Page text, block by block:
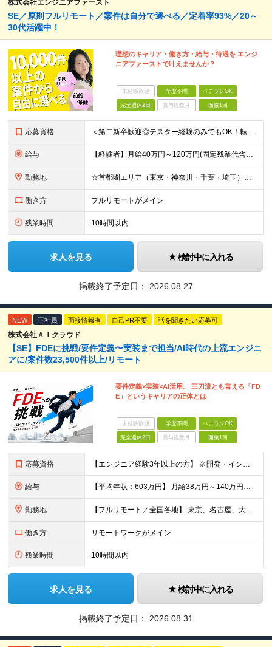
株式会社エンジニアファースト
SE／原則フルリモート／案件は自分で選べる／定着率93%／20～
30代活躍中！
理想のキャリア・働き方・給与・待遇を エンジ
ニアファーストで叶えませんか？
未経験歓迎 学歴不問 ベテランOK
完全週休2日 賞与複数月 面接1回
応募資格 ＜第二新卒歓迎◎テスター経験のみでもOK！転職回数不問＞ ■学歴不問 ■ブランクOK ■エンジニアとしての実務経験が1年以上ある方 └開発、インフラ、工程、言語は一切不問！ ※未経験も若干名募集して
給与 【経験者】月給40万円～120万円(固定残業代含む)+各種手当 ★前職給与の総収入額を100％保証｜還元率84％〜100％ ★20代の平均年収570万円 ※月給には、みなし残業手当(月30時間／5万
勤務地 ☆首都圏エリア（東京・神奈川・千葉・埼玉）・名古屋・大阪・福岡を中心とした全国各地のプロジェクト先に参画いただきます。 ※希望をヒアリングした上で決定します ☆全国各地からフルリモートOK 【本社】
働き方 フルリモートがメイン
残業時間 10時間以内
求人を見る 検討中に入れる
掲載終了予定日： 2026.08.27
NEW 正社員 面接情報有 自己PR不要 話を聞きたい応募可
株式会社ＡＩクラウド
【SE】FDEに挑戦/要件定義〜実装まで担当/AI時代の上流エンジニ
アに/案件数23,500件以上/リモート
要件定義×実装×AI活用。 三刀流とも言える「FD
E」というキャリアの正体とは
未経験歓迎 学歴不問 ベテランOK
完全週休2日 賞与複数月 面接1回
応募資格 【エンジニア経験3年以上の方】 ※開発・インフラ・工程・言語一切不問 ※文理・学歴不問 【歓迎条件】 ◆Python実務経験がある方 ◆LLM・生成AIを使った開発経験がある方 ◆要件定義・顧客折衝
給与 【平均年収：603万円】 月給38万円～140万円＋諸手当（経験者） 【平均年収603万円】 ※案件の契約内容や昇給額などはすべて開示します。 ※経験や能力を考慮し決定します。 ※月給には固定残業
勤務地 【フルリモート／全国各地】 東京、名古屋、大阪、福岡を中心とした全国のプロジェクトにアサイン。 ※プロジェクトは完全選択制です。 ※フルリモート、ハイブリッド型、常駐案件から自由に選択可能です。 ※転
働き方 リモートワークがメイン
残業時間 10時間以内
求人を見る 検討中に入れる
掲載終了予定日： 2026.08.31